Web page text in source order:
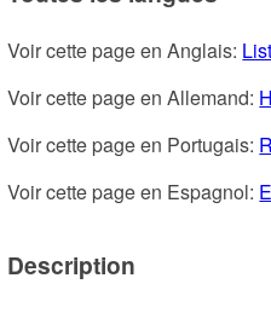
Voir cette page en Anglais:
Voir cette page en Allemand:
Voir cette page en Portugais:
Voir cette page en Espagnol:
Description